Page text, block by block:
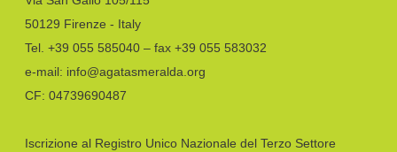
50129 Firenze - Italy
Tel. +39 055 585040 – fax +39 055 583032
e-mail: info@agatasmeralda.org
CF: 04739690487
Iscrizione al Registro Unico Nazionale del Terzo Settore